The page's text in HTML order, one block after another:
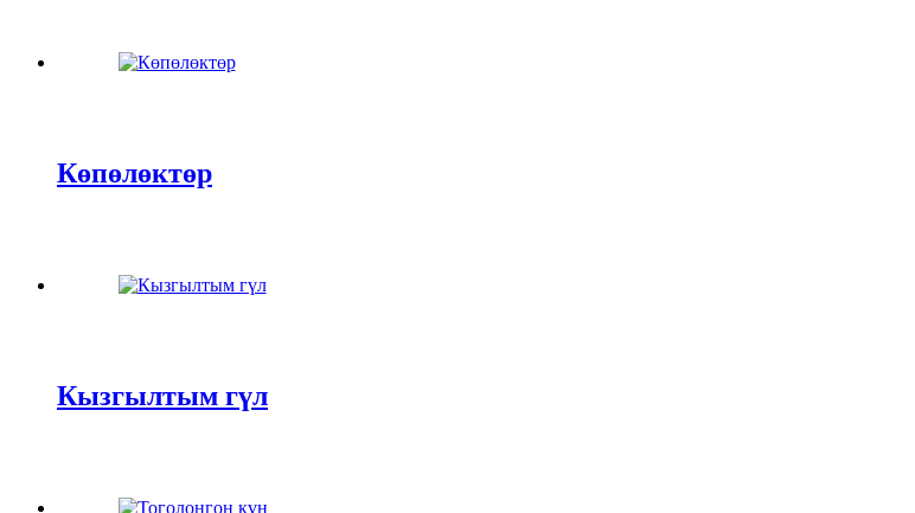
Көпөлөктөр
Кызгылтым гүл